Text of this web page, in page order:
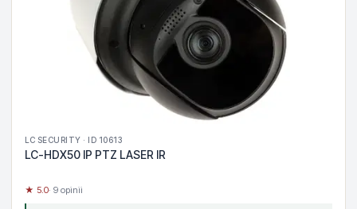
LC SECURITY · ID 10613
LC-HDX50 IP PTZ LASER IR
★ 5.0· 9 opinii